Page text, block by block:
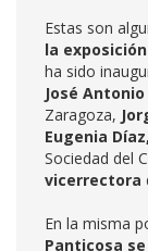
Estas son
la
ha sido
José
Zaragoza,
Eugenia
Sociedad del
vicerrectora
En la misma
Panticosa